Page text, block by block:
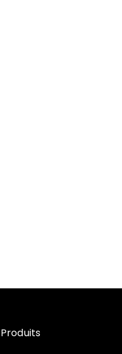
Produits